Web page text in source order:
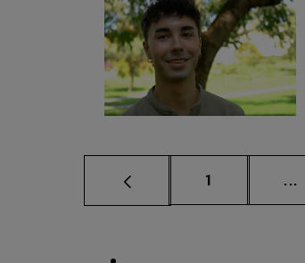
Página
1 ...